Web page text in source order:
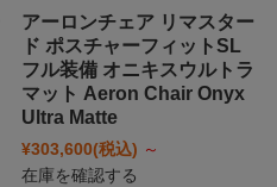
アーロンチェア リマスター
ド ポスチャーフィットSL
フル装備 オニキスウルトラ
マット Aeron Chair Onyx
Ultra Matte
¥303,600(税込) ～
在庫を確認する